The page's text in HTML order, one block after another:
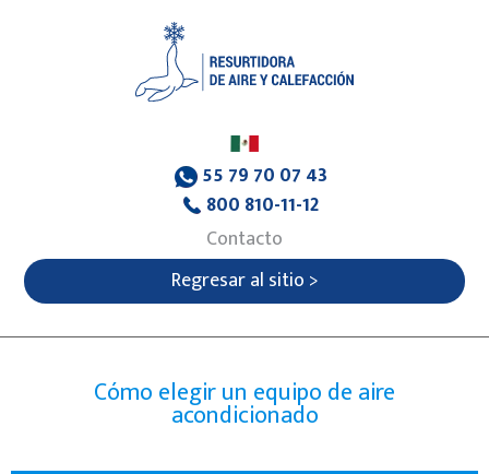
55 79 70 07 43
800 810-11-12
Contacto
Regresar al sitio >
Cómo elegir un equipo de aire
acondicionado